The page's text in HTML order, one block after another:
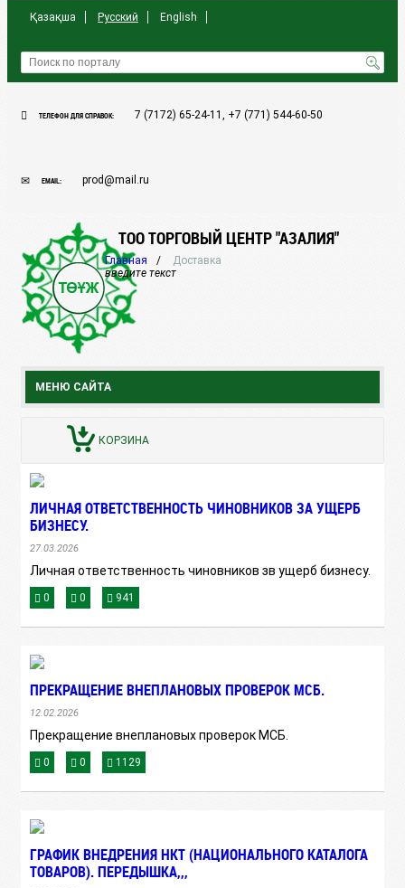
Қазақша Русский English
ТЕЛЕФОН ДЛЯ СПРАВОК: 7 (7172) 65-24-11, +7 (771) 544-60-50
EMAIL: prod@mail.ru
ТОО ТОРГОВЫЙ ЦЕНТР "АЗАЛИЯ"
МЕНЮ САЙТА
КОРЗИНА
Главная
Доставка
введите текст
ЛИЧНАЯ ОТВЕТСТВЕННОСТЬ ЧИНОВНИКОВ ЗА УЩЕРБ
БИЗНЕСУ.
27.03.2026
Личная ответственность чиновников зв ущерб бизнесу.
0 0 941
ПРЕКРАЩЕНИЕ ВНЕПЛАНОВЫХ ПРОВЕРОК МСБ.
12.02.2026
Прекращение внеплановых проверок МСБ.
0 0 1129
ГРАФИК ВНЕДРЕНИЯ НКТ (НАЦИОНАЛЬНОГО КАТАЛОГА
ТОВАРОВ). ПЕРЕДЫШКА,,,